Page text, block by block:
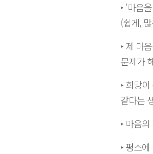
‣ ‘마음
(쉽게,
‣ 제 마
문제가
‣ 희망
같다는
‣ 마음
‣ 평소